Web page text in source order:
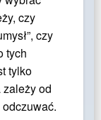
czy
czy
tych
tylko
zależy od